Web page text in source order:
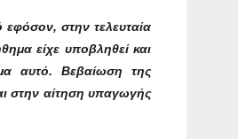
εφόσον, στην τελευταία
είχε υποβληθεί και
αυτό. Βεβαίωση της
στην αίτηση υπαγωγής